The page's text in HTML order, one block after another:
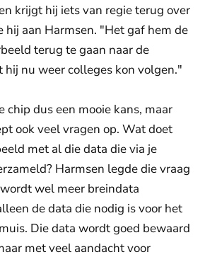
krijgt hij iets van regie terug over
hij aan Harmsen. "Het gaf hem de
terug te gaan naar de
hij nu weer colleges kon volgen."
chip dus een mooie kans, maar
ook veel vragen op. Wat doet
met al die data die via je
Harmsen legde die vraag
wel meer breindata
de data die nodig is voor het
Die data wordt goed bewaard
met veel aandacht voor